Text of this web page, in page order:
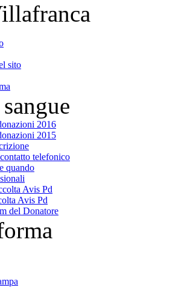
sito
2016
2015
telefonico
quando
Avis Pd
Avis Pd
del Donatore